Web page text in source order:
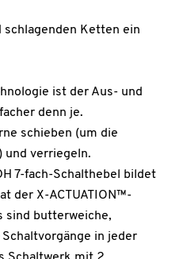
Ketten ein
ist der Aus- und
denn je.
schieben (um die
und verriegeln.
7-fach-Schalthebel bildet
der X-ACTUATION™-
sind butterweiche,
in jeder